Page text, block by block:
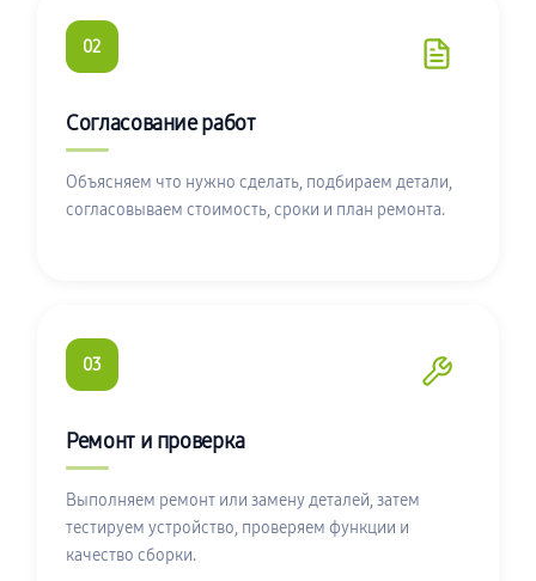
02
Согласование работ
Объясняем что нужно сделать, подбираем детали,
согласовываем стоимость, сроки и план ремонта.
03
Ремонт и проверка
Выполняем ремонт или замену деталей, затем
тестируем устройство, проверяем функции и
качество сборки.